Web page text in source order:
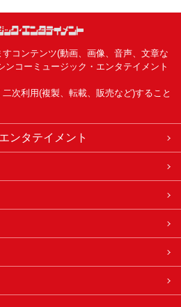
コンテンツ(動画、画像、音声、文章な
ンコーミュージック・エンタテイメント
次利用(複製、転載、販売など)すること
ンタテイメント